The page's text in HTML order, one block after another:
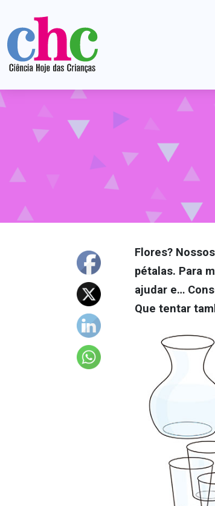
Flores?
pétalas. Para
ajudar e…
Que tentar